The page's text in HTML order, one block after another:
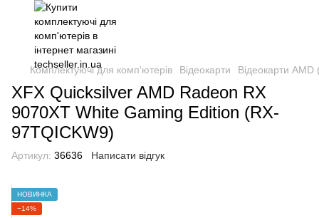
Комплектуючі для комп'ютерів Відеокарти Відеокарти
XFX Quicksilver AMD Radeon RX
9070XT White Gaming Edition (RX-
97TQICKW9)
Артикул: 36636 Написати відгук
НОВИНКА
−14%